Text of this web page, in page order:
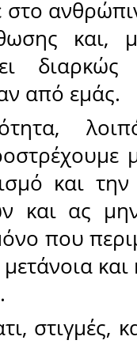
και,
από εμάς.
και
και ας
που
μετάνοια
στιγμές,